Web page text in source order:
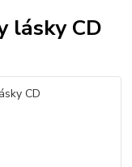
lásky CD